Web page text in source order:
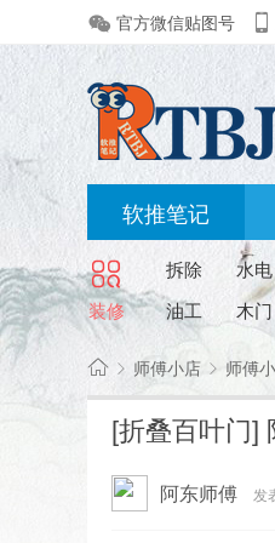
官方微信贴图号
软推笔记
装修
拆除 水电
油工
木门
软
»
师傅小店 师傅
[折叠百叶门]
阿东师傅 发